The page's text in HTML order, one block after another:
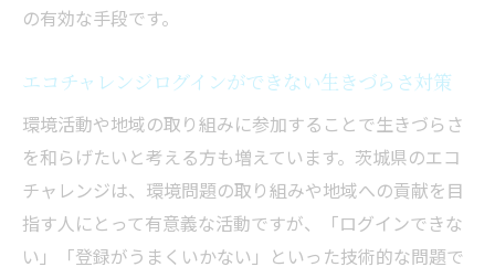
の有効な手段です。
エコチャレンジログインができない生きづらさ対策
環境活動や地域の取り組みに参加することで生きづらさ
を和らげたいと考える方も増えています。茨城県のエコ
チャレンジは、環境問題の取り組みや地域への貢献を目
指す人にとって有意義な活動ですが、「ログインできな
い」「登録がうまくいかない」といった技術的な問題で